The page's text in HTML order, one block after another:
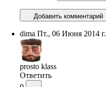
Добавить комментарий
dima Пт., 06 Июня 2014 г.
prosto klass
Ответить